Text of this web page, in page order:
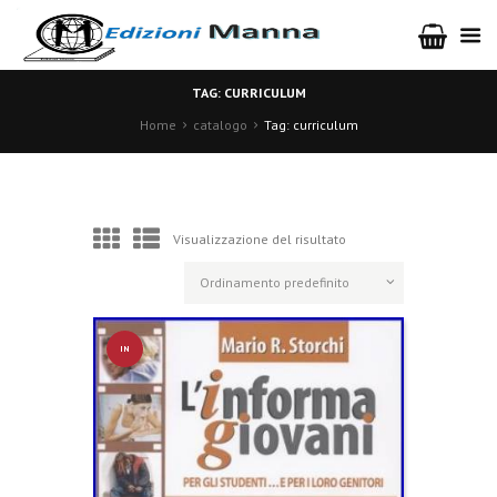
TAG: CURRICULUM
Home
catalogo Tag: curriculum
Visualizzazione del risultato
IN
OFFERT
A!